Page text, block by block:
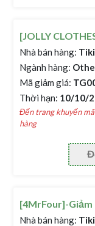
[JOLLY
Nhà bán hàng: Tiki
Ngành hàng:
Mã giảm giá:
Thời hạn: 10/10/
Đến trang khuyến
hàng
[4MrFour]-Giảm
Nhà bán hàng: Tiki